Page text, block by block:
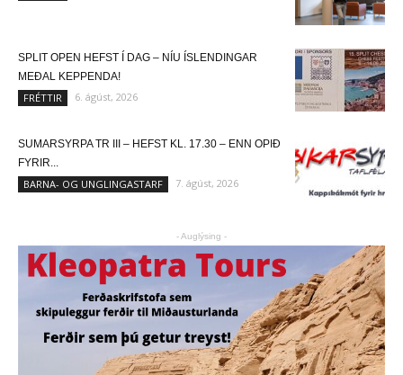
SPLIT OPEN HEFST Í DAG – NÍU ÍSLENDINGAR
MEÐAL KEPPENDA!
FRÉTTIR 6. ágúst, 2026
SUMARSYRPA TR III – HEFST KL. 17.30 – ENN OPIÐ
FYRIR...
BARNA- OG UNGLINGASTARF 7. ágúst, 2026
- Auglýsing -